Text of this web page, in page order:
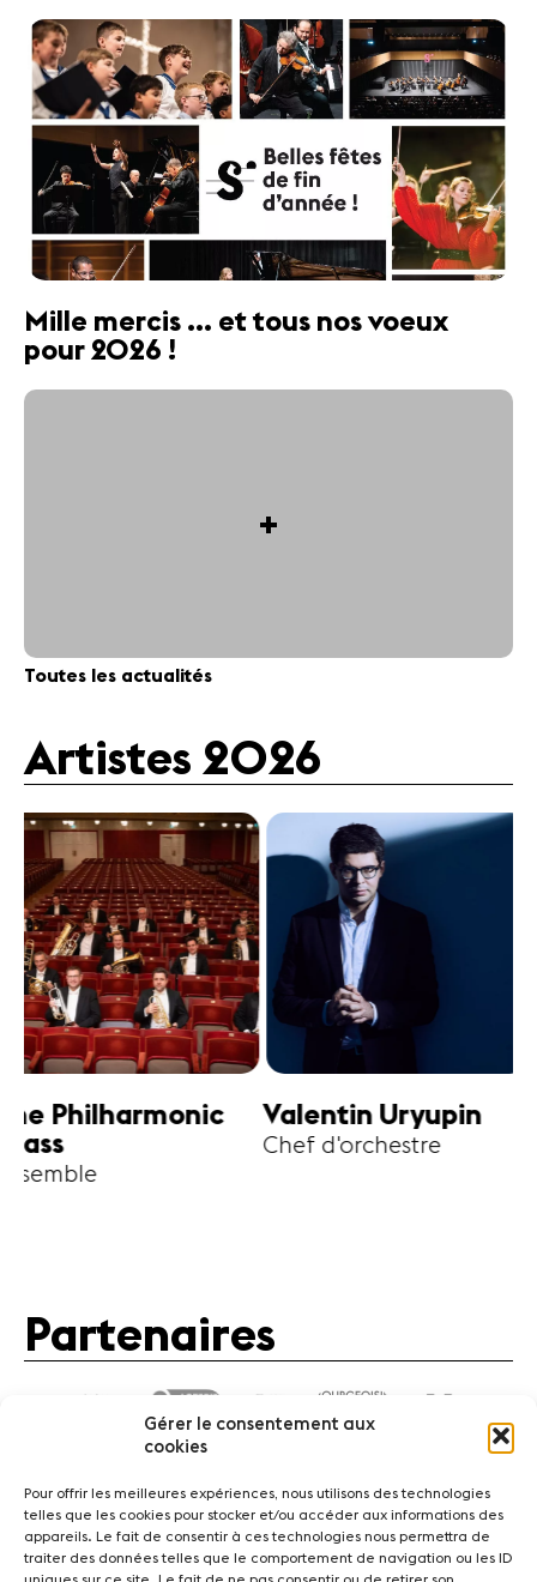
Gérer le consentement aux
cookies
Pour offrir les meilleures expériences, nous utilisons des technologies
telles que les cookies pour stocker et/ou accéder aux informations des
appareils. Le fait de consentir à ces technologies nous permettra de
traiter des données telles que le comportement de navigation ou les ID
Mille mercis ... et tous nos voeux
pour 2026 !
+
Toutes les actualités
Artistes 2026
Valentin Uryupin
Chef d'orchestre
Amihai
Alto
Partenaires
ActualitésConcerts Bénévoles Médiation